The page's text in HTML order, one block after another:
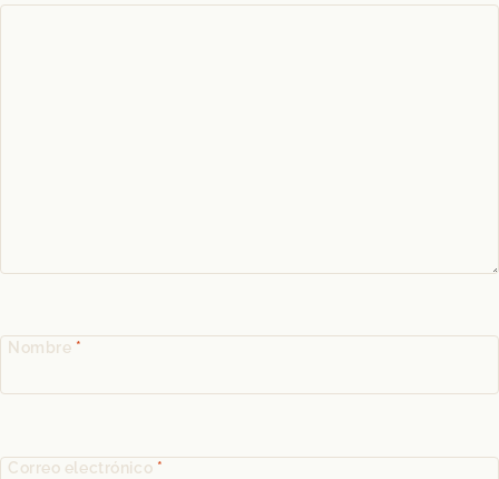
Nombre *
Correo electrónico *